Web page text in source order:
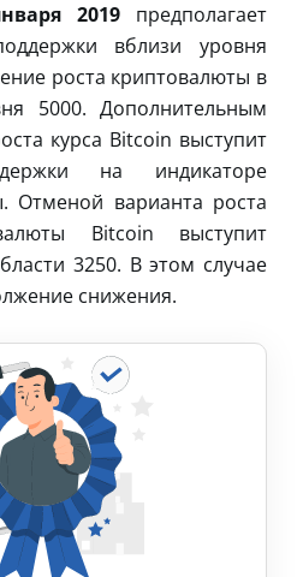
2019 предполагает
вблизи уровня
роста криптовалюты в
5000. Дополнительным
курса Bitcoin выступит
на индикаторе
Отменой варианта роста
Bitcoin выступит
3250. В этом случае
снижения.